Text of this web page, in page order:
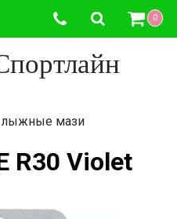
0
лыжные мази
R30 Violet